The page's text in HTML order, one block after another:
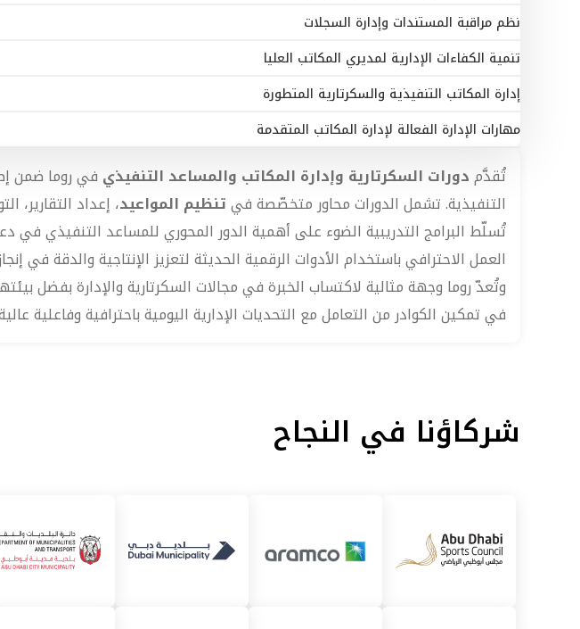
نظم مراقبة المستندات وإدارة السجلات
تنمية الكفاءات الإدارية لمديري المكاتب العليا
إدارة المكاتب التنفيذية والسكرتارية المتطورة
مهارات الإدارة الفعالة لإدارة المكاتب المتقدمة
تُقدَّمدورات السكرتارية وإدارة المكاتب والمساعد التنفيذي في روما ضمن
التنفيذية. تشمل الدورات محاور متخصّصة فيتنظيم المواعيد، إعداد التقارير،
تُسلّط البرامج التدريبية الضوء على أهمية الدور المحوري للمساعد التنفيذي في
العمل الاحترافي باستخدام الأدوات الرقمية الحديثة لتعزيز الإنتاجية والدقة في
وتُعدّ روما وجهة مثالية لاكتساب الخبرة في مجالات السكرتارية والإدارة بفضل
في تمكين الكوادر من التعامل مع التحديات الإدارية اليومية باحترافية وفاعلية
شركاؤنا في النجاح